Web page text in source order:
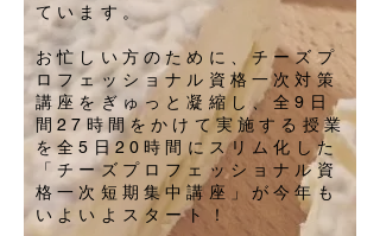
ています。
お忙しい方のために、チーズプ
ロフェッショナル資格一次対策
講座をぎゅっと凝縮し、全9日
間27時間をかけて実施する授業
を全5日20時間にスリム化した
「チーズプロフェッショナル資
格一次短期集中講座」が今年も
いよいよスタート！